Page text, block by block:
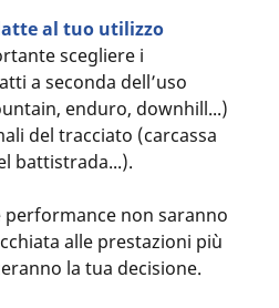
al tuo utilizzo
scegliere i
a seconda dell’uso
enduro, downhill...)
del tracciato (carcassa
battistrada...).
performance non saranno
alle prestazioni più
la tua decisione.